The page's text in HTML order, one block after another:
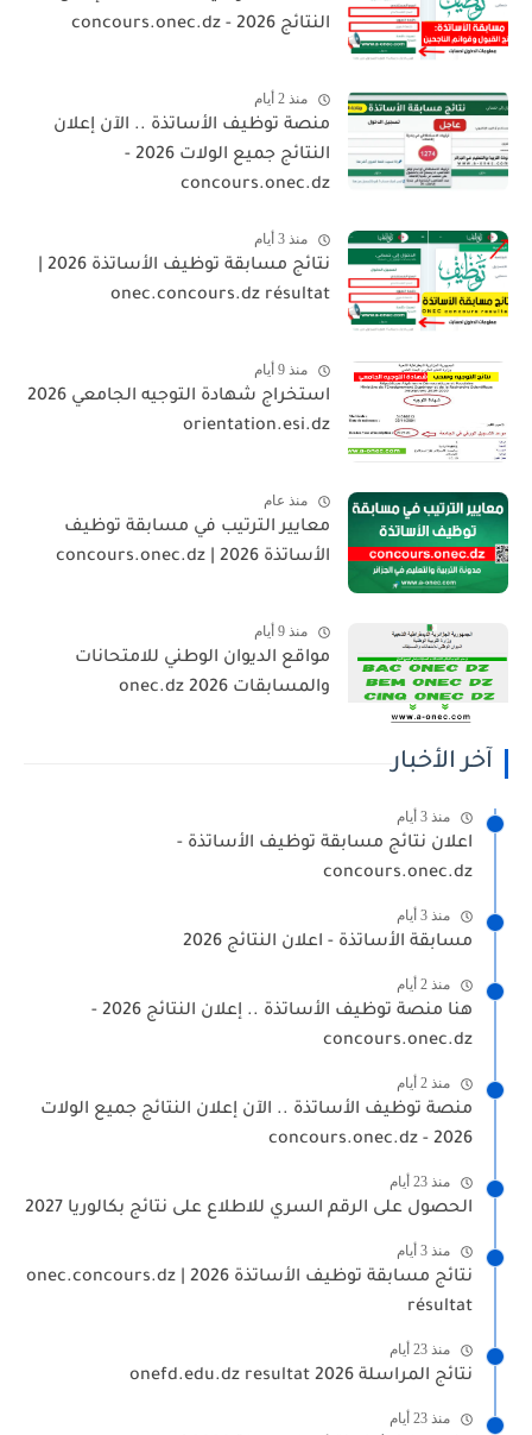
النتائج 2026 - concours.onec.dz
منذ 2 أيام
منصة توظيف الأساتذة .. الآن إعلان
النتائج جميع الولات 2026 -
concours.onec.dz
منذ 3 أيام
نتائج مسابقة توظيف الأساتذة 2026 |
onec.concours.dz résultat
منذ 9 أيام
استخراج شهادة التوجيه الجامعي 2026
orientation.esi.dz
منذ عام
معايير الترتيب في مسابقة توظيف
الأساتذة 2026 | concours.onec.dz
منذ 9 أيام
مواقع الديوان الوطني للامتحانات
والمسابقات 2026 onec.dz
آخر الأخبار
منذ 3 أيام
اعلان نتائج مسابقة توظيف الأساتذة -
concours.onec.dz
منذ 3 أيام
مسابقة الأساتذة - اعلان النتائج 2026
منذ 2 أيام
هنا منصة توظيف الأساتذة .. إعلان النتائج 2026 -
concours.onec.dz
منذ 2 أيام
منصة توظيف الأساتذة .. الآن إعلان النتائج جميع الولات
2026 - concours.onec.dz
منذ 23 أيام
الحصول على الرقم السري للاطلاع على نتائج بكالوريا 2027
منذ 3 أيام
نتائج مسابقة توظيف الأساتذة 2026 | onec.concours.dz
résultat
منذ 23 أيام
نتائج المراسلة 2026 onefd.edu.dz resultat
منذ 23 أيام